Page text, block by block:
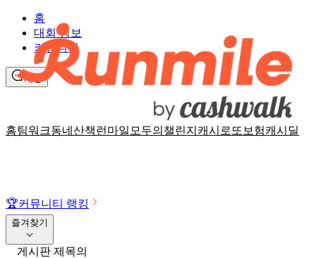
홈팀워크동네산책 런마일 모두의챌린지 캐시로또 보험캐시딜
홈
대회 정보
커뮤니티
채팅
🏆커뮤니티 랭킹
즐겨찾기
게시판 제목의